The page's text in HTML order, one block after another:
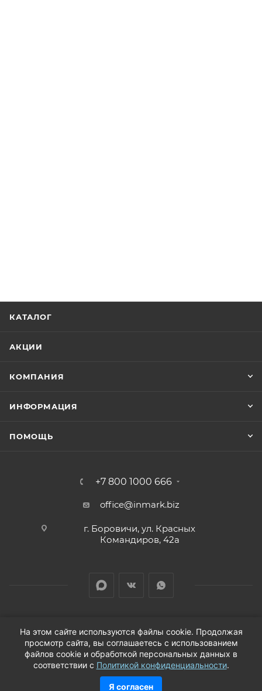
КАТАЛОГ
АКЦИИ
КОМПАНИЯ
ИНФОРМАЦИЯ
ПОМОЩЬ
+7 800 1000 666
office@inmark.biz
г. Боровичи, ул. Красных
Командиров, 42а
2026 © Продажа автозапчастей для иномарок в
Новгородской области
На этом сайте используются файлы cookie. Продолжая
просмотр сайта, вы соглашаетесь с использованием
файлов cookie и обработкой персональных данных в
соответствии с Политикой конфиденциальности.
Я согласен